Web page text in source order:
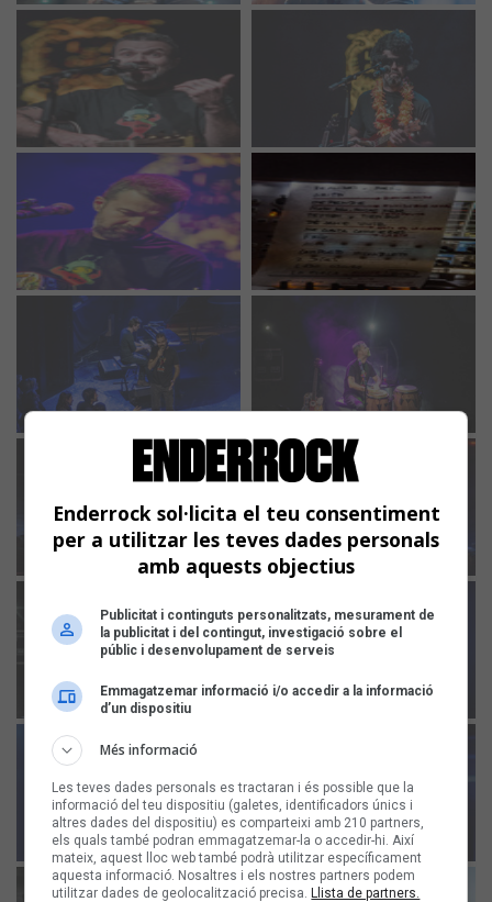
Enderrock sol·licita el teu consentiment
per a utilitzar les teves dades personals
amb aquests objectius
Publicitat i continguts personalitzats, mesurament de
la publicitat i del contingut, investigació sobre el
públic i desenvolupament de serveis
Emmagatzemar informació i/o accedir a la informació
d’un dispositiu
Més informació
Les teves dades personals es tractaran i és possible que la
informació del teu dispositiu (galetes, identificadors únics i
altres dades del dispositiu) es comparteixi amb 210 partners,
els quals també podran emmagatzemar-la o accedir-hi. Així
mateix, aquest lloc web també podrà utilitzar específicament
aquesta informació. Nosaltres i els nostres partners podem
utilitzar dades de geolocalització precisa.Llista de partners.